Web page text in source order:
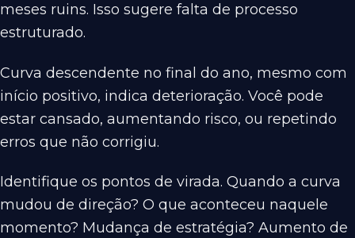
meses ruins. Isso sugere falta de processo
estruturado.
Curva descendente no final do ano, mesmo com
início positivo, indica deterioração. Você pode
estar cansado, aumentando risco, ou repetindo
erros que não corrigiu.
Identifique os pontos de virada. Quando a curva
mudou de direção? O que aconteceu naquele
momento? Mudança de estratégia? Aumento de